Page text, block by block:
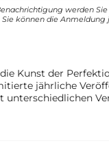
werden
können die Anmeldung
Kunst der
jährliche
unterschiedlichen